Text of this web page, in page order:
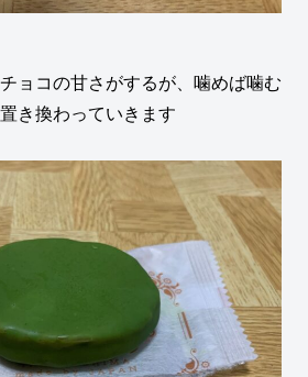
ョコの甘さがするが、噛めば噛む
き換わっていきます